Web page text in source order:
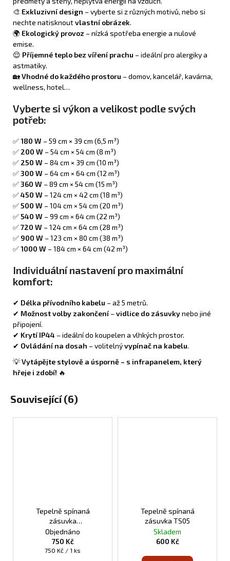
🎨 Exkluzivní design – vyberte si z různých motivů, nebo si
nechte natisknoutvlastní obrázek.
🌍 Ekologický provoz – nízká spotřeba energie a nulové
emise.
😌 Příjemné teplo bez víření prachu – ideální pro alergiky a
astmatiky.
🏡Vhodné do každého prostoru – domov, kancelář, kavárna,
wellness, hotel…
Vyberte si výkon a velikost podle svých
potřeb:
✅180 W – 59 cm × 39 cm (6,5 m³)
✅ 200 W – 54 cm × 54 cm (8 m³)
✅ 250 W – 84 cm × 39 cm (10 m³)
✅300 W – 64 cm × 64 cm (12 m³)
✅360 W – 89 cm × 54 cm (15 m³)
✅450 W – 124 cm × 42 cm (18 m³)
✅500 W – 104 cm × 54 cm (20 m³)
✅540 W – 99 cm × 64 cm (22 m³)
✅720 W – 124 cm × 64 cm (28 m³)
✅ 900 W – 123 cm × 80 cm (38 m³)
✅1000 W – 184 cm × 64 cm (42 m³)
Individuální nastavení pro maximální
komfort:
✔ Délka přívodního kabelu – až 5 metrů.
✔ Možnost volby zakončení –vidlice do zásuvkynebo jiné
připojení.
✔ Krytí IP44 – ideální do koupelen a vlhkých prostor.
✔ Ovládání na dosah – volitelnývypínač na kabelu.
💡Vytápějte stylově a úsporně – s infrapanelem, který
hřeje i zdobí! 🔥
Související (6)
Tepelně spínaná
zásuvka
programovatelná TS10
Objednáno
750 Kč
Měrná
750 Kč / 1 ks
Tepelně spínaná
zásuvka TS05
Skladem
600 Kč